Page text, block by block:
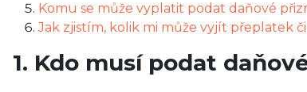
Komu se může vyplatit podat daňové
Jak zjistím, kolik mi může vyjít přeplatek
1. Kdo musí podat